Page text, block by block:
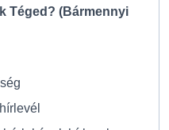
Téged? (Bármennyi